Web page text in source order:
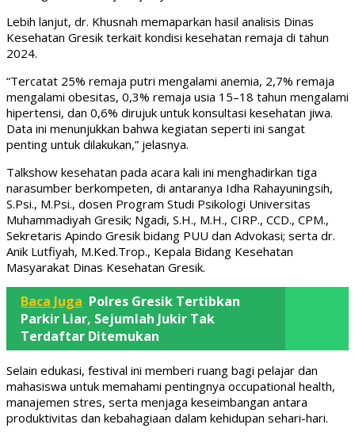
Lebih lanjut, dr. Khusnah memaparkan hasil analisis Dinas
Kesehatan Gresik terkait kondisi kesehatan remaja di tahun
2024.
“Tercatat 25% remaja putri mengalami anemia, 2,7% remaja
mengalami obesitas, 0,3% remaja usia 15–18 tahun mengalami
hipertensi, dan 0,6% dirujuk untuk konsultasi kesehatan jiwa.
Data ini menunjukkan bahwa kegiatan seperti ini sangat
penting untuk dilakukan,” jelasnya.
Talkshow kesehatan pada acara kali ini menghadirkan tiga
narasumber berkompeten, di antaranya Idha Rahayuningsih,
S.Psi., M.Psi., dosen Program Studi Psikologi Universitas
Muhammadiyah Gresik; Ngadi, S.H., M.H., CIRP., CCD., CPM.,
Sekretaris Apindo Gresik bidang PUU dan Advokasi; serta dr.
Anik Lutfiyah, M.Ked.Trop., Kepala Bidang Kesehatan
Masyarakat Dinas Kesehatan Gresik.
Baca Juga Polres Gresik Tertibkan
Parkir Liar, Sejumlah Jukir Tak
Terdaftar Ditemukan
Selain edukasi, festival ini memberi ruang bagi pelajar dan
mahasiswa untuk memahami pentingnya occupational health,
manajemen stres, serta menjaga keseimbangan antara
produktivitas dan kebahagiaan dalam kehidupan sehari-hari.